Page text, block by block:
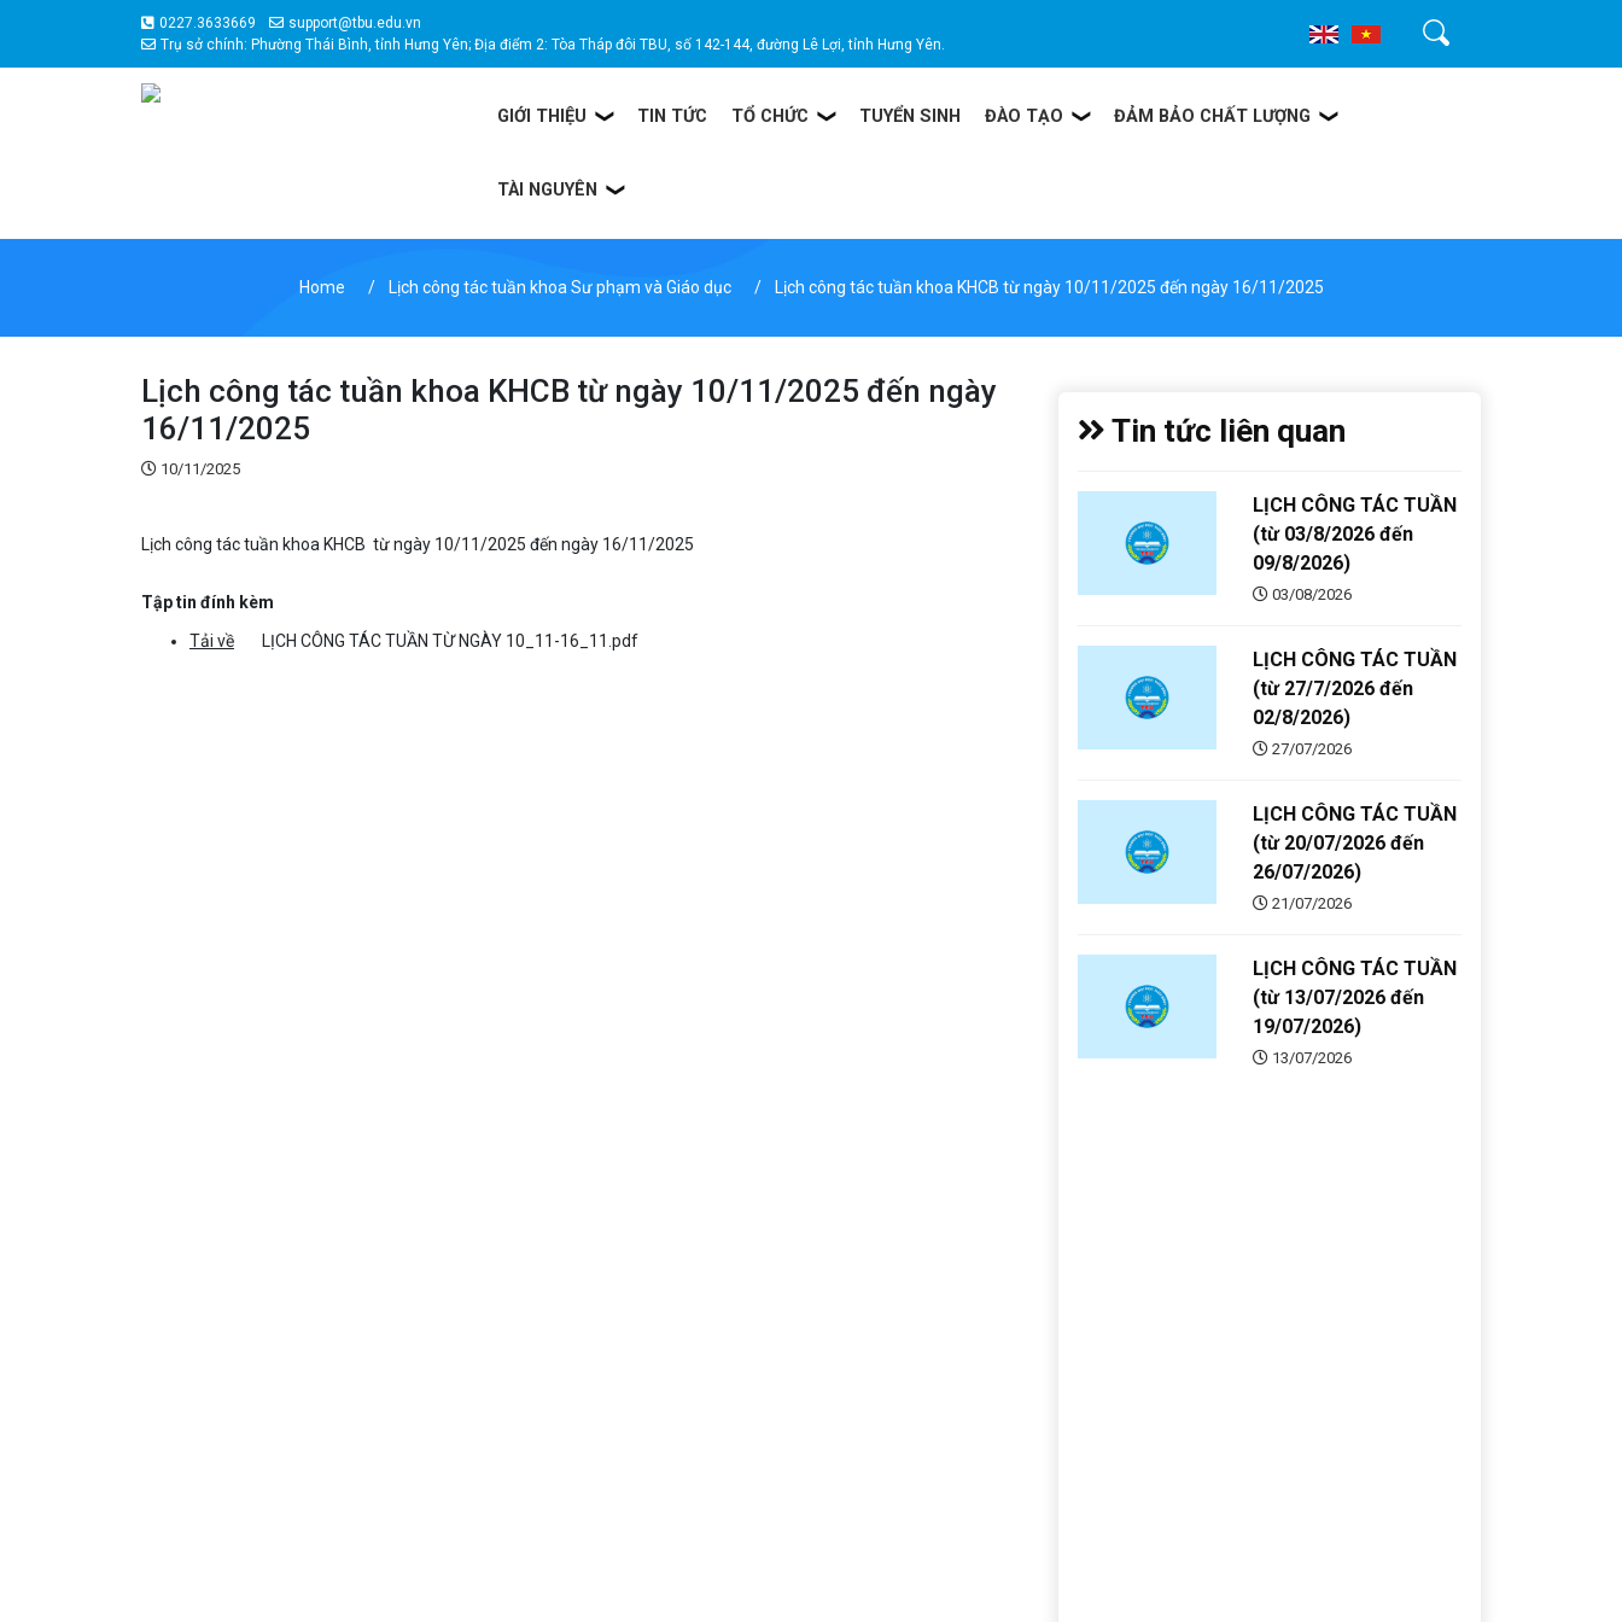
0227.3633669
support@tbu.edu.vn
Trụ sở chính: Phường Thái Bình, tỉnh Hưng Yên; Địa điểm 2: Tòa Tháp đôi TBU, số 142-144, đường Lê Lợi, tỉnh Hưng Yên.
Tìm kiếm
GIỚI THIỆU TIN TỨC TỔ CHỨC TUYỂN SINH ĐÀO TẠO ĐẢM BẢO CHẤT LƯỢNG
TÀI NGUYÊN
Home Lịch công tác tuần khoa Sư phạm và Giáo dục Lịch công tác tuần khoa KHCB từ ngày 10/11/2025 đến ngày 16/11/2025
Lịch công tác tuần khoa KHCB từ ngày 10/11/2025 đến ngày
16/11/2025
10/11/2025
Lịch công tác tuần khoa KHCB từ ngày 10/11/2025 đến ngày 16/11/2025
Tập tin đính kèm
Tải về
LỊCH CÔNG TÁC TUẦN TỪ NGÀY 10_11-16_11.pdf
Tin tức liên quan
LỊCH CÔNG TÁC TUẦN
(từ 03/8/2026 đến
09/8/2026)
03/08/2026
LỊCH CÔNG TÁC TUẦN
(từ 27/7/2026 đến
02/8/2026)
27/07/2026
LỊCH CÔNG TÁC TUẦN
(từ 20/07/2026 đến
26/07/2026)
21/07/2026
LỊCH CÔNG TÁC TUẦN
(từ 13/07/2026 đến
19/07/2026)
13/07/2026